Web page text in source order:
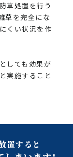
草処置を行う
草を完全にな
くい状況を作
しても効果が
実施すること
置すると